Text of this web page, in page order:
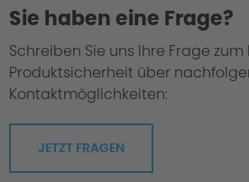
Sie haben eine Frage?
Schreiben Sie uns Ihre Frage
Produktsicherheit über
Kontaktmöglichkeiten:
JETZT FRAGEN